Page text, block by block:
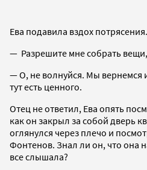
Ева подавила вздох потрясения.
— Разрешите мне собрать
— О, не волнуйся. Мы вернемся
тут есть ценного.
Отец не ответил, Ева опять
как он закрыл за собой дверь
оглянулся через плечо и
Фонтенов. Знал ли он, что она
все слышала?